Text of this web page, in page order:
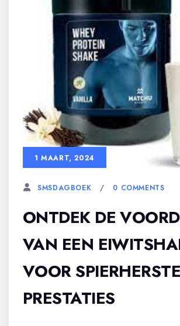
1 MAART, 2024
SMSDAGBOEK 0 COMMENTS
ONTDEK DE
VAN EEN
VOOR
PRESTATIES